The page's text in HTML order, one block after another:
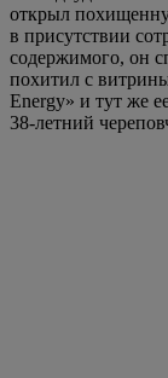
открыл
в присутствии
содержимого, он
похитил с
Energy» и тут же
38-летний